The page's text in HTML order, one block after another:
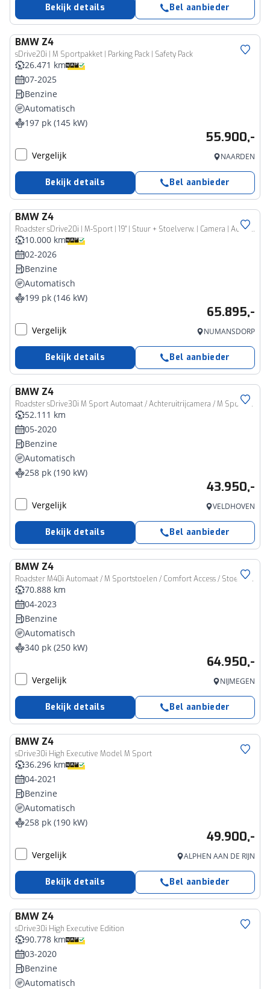
Bekijk details Bel aanbieder
BMW Z4
sDrive20i | M Sportpakket | Parking Pack | Safety Pack
26.471 km
07-2025
Benzine
Automatisch
197 pk (145 kW)
55.900,-
Vergelijk NAARDEN
Bekijk details Bel aanbieder
BMW Z4
Roadster sDrive20i | M-Sport | 19'' | Stuur + Stoelverw. | Camera | ACC | Harman/Kardon
10.000 km
02-2026
Benzine
Automatisch
199 pk (146 kW)
65.895,-
Vergelijk NUMANSDORP
Bekijk details Bel aanbieder
BMW Z4
Roadster sDrive30i M Sport Automaat / Achteruitrijcamera / M Sportstoelen / Comfort Access / Adaptieve LED / Stoelverwarming / Active Cruise Control / Stuurverwarming
52.111 km
05-2020
Benzine
Automatisch
258 pk (190 kW)
43.950,-
Vergelijk VELDHOVEN
Bekijk details Bel aanbieder
BMW Z4
Roadster M40i Automaat / M Sportstoelen / Comfort Access / Stoelverwarming / Adaptieve LED / Head-Up / Harman Kardon / Achteruitrijcamera
70.888 km
04-2023
Benzine
Automatisch
340 pk (250 kW)
64.950,-
Vergelijk NIJMEGEN
Bekijk details Bel aanbieder
BMW Z4
sDrive30i High Executive Model M Sport
36.296 km
04-2021
Benzine
Automatisch
258 pk (190 kW)
49.900,-
Vergelijk ALPHEN AAN DE RIJN
Bekijk details Bel aanbieder
BMW Z4
sDrive30i High Executive Edition
90.778 km
03-2020
Benzine
Automatisch